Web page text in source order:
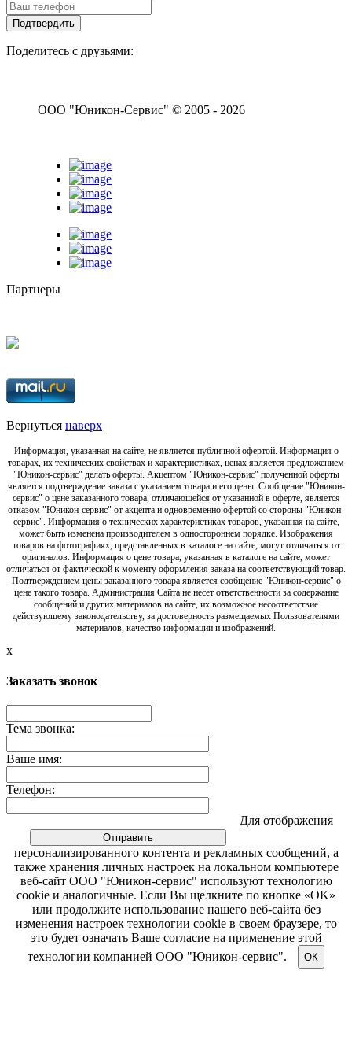
Поделитесь с друзьями:
ООО "Юникон-Сервис" © 2005 - 2026
Партнеры
Вернуться наверх
Информация, указанная на сайте, не является публичной офертой. Информация о
товарах, их технических свойствах и характеристиках, ценах является предложением
"Юникон-сервис" делать оферты. Акцептом "Юникон-сервис" полученной оферты
является подтверждение заказа с указанием товара и его цены. Сообщение "Юникон-
сервис" о цене заказанного товара, отличающейся от указанной в оферте, является
отказом "Юникон-сервис" от акцепта и одновременно офертой со стороны "Юникон-
сервис". Информация о технических характеристиках товаров, указанная на сайте,
может быть изменена производителем в одностороннем порядке. Изображения
товаров на фотографиях, представленных в каталоге на сайте, могут отличаться от
оригиналов. Информация о цене товара, указанная в каталоге на сайте, может
отличаться от фактической к моменту оформления заказа на соответствующий товар.
Подтверждением цены заказанного товара является сообщение "Юникон-сервис" о
цене такого товара. Администрация Сайта не несет ответственности за содержание
сообщений и других материалов на сайте, их возможное несоответствие
действующему законодательству, за достоверность размещаемых Пользователями
материалов, качество информации и изображений.
x
Заказать звонок
Тема звонка:
Ваше имя:
Телефон:
Для отображения
персонализированного контента и рекламных сообщений, а
также хранения личных настроек на локальном компьютере
веб-сайт ООО "Юникон-сервис" используют технологию
cookie и аналогичные. Если Вы щелкните по кнопке «OK»
или продолжите использование нашего веб-сайта без
изменения настроек технологии cookie в своем браузере, то
это будет означать Ваше согласие на применение этой
технологии компанией ООО "Юникон-сервис".
ОК